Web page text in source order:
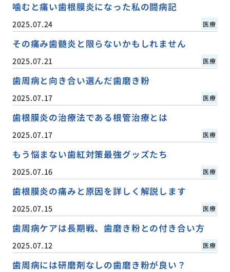
噛むと痛い歯根膜炎になった私の闘病記
2025.07.24 医療
その痛み歯髄炎と限らないかもしれません
2025.07.21 医療
歯周病と向き合い選んだ歯磨き粉
2025.07.17 医療
歯根膜炎の治療法である根管治療とは
2025.07.17 医療
もう悩まない歯紅対策最強グッズたち
2025.07.16 医療
歯根膜炎の痛みと原因を詳しく解説します
2025.07.15 医療
歯周病ケアは長期戦、歯磨き粉との付き合い方
2025.07.12 医療
歯周病には研磨剤なしの歯磨き粉が良い？